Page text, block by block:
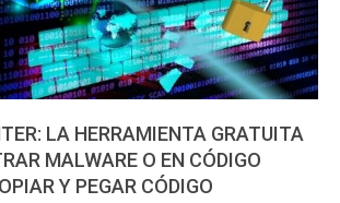
LA HERRAMIENTA GRATUITA
MALWARE O EN CÓDIGO
Y PEGAR CÓDIGO